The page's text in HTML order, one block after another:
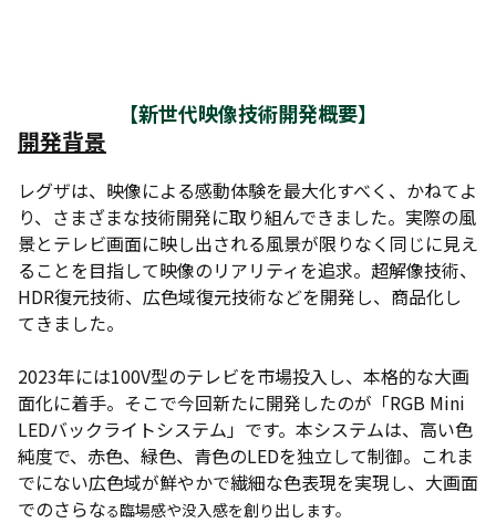
【新世代映像技術開発概要】
開発背景
レグザは、映像による感動体験を最大化すべく、かねてよ
り、さまざまな技術開発に取り組んできました。実際の風
景とテレビ画面に映し出される風景が限りなく同じに見え
ることを目指して映像のリアリティを追求。超解像技術、
HDR復元技術、広色域復元技術などを開発し、商品化し
てきました。
2023年には100V型のテレビを市場投入し、本格的な大画
面化に着手。そこで今回新たに開発したのが「RGB Mini
LEDバックライトシステム」です。本システムは、高い色
純度で、赤色、緑色、青色のLEDを独立して制御。これま
でにない広色域が鮮やかで繊細な色表現を実現し、大画面
でのさらなる臨場感や没入感を創り出します。